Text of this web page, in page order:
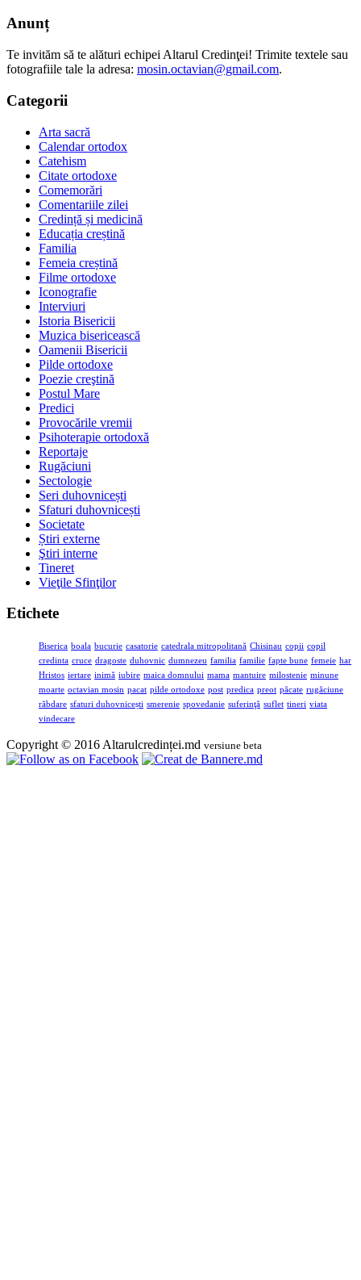
Anunț
Te invităm să te alături echipei Altarul Credinţei! Trimite textele sau
fotografiile tale la adresa: mosin.octavian@gmail.com.
Categorii
Arta sacră
Calendar ortodox
Catehism
Citate ortodoxe
Comemorări
Comentariile zilei
Credință și medicină
Educația creștină
Familia
Femeia creștină
Filme ortodoxe
Iconografie
Interviuri
Istoria Bisericii
Muzica bisericească
Oamenii Bisericii
Pilde ortodoxe
Poezie creştină
Postul Mare
Predici
Provocările vremii
Psihoterapie ortodoxă
Reportaje
Rugăciuni
Sectologie
Seri duhovnicești
Sfaturi duhovnicești
Societate
Știri externe
Ştiri interne
Tineret
Vieţile Sfinţilor
Etichete
Biserica boala bucurie casatorie catedrala mitropolitană Chisinau copii copil
credinta cruce dragoste duhovnic dumnezeu familia familie fapte bune femeie har
Hristos iertare inimă iubire maica domnului mama mantuire milostenie minune
moarte octavian mosin pacat pilde ortodoxe post predica preot păcate rugăciune
răbdare sfaturi duhovnicești smerenie spovedanie suferinţă suflet tineri viata
vindecare
Copyright © 2016 Altarulcredinței.md versiune beta